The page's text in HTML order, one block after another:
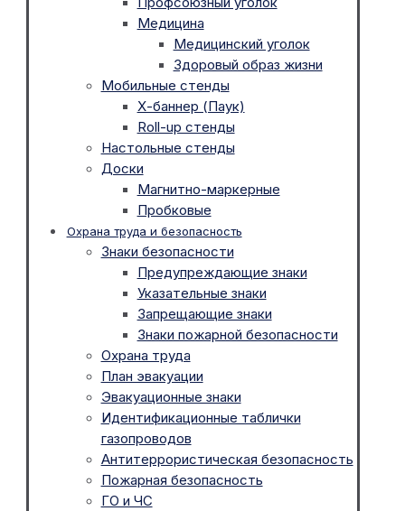
Медицина
Медицинский уголок
Здоровый образ жизни
Мобильные стенды
Х-баннер (Паук)
Roll-up стенды
Настольные стенды
Доски
Магнитно-маркерные
Пробковые
Охрана труда и безопасность
Знаки безопасности
Предупреждающие знаки
Указательные знаки
Запрещающие знаки
Знаки пожарной безопасности
Охрана труда
План эвакуации
Эвакуационные знаки
Идентификационные таблички
газопроводов
Антитеррористическая безопасность
Пожарная безопасность
ГО и ЧС